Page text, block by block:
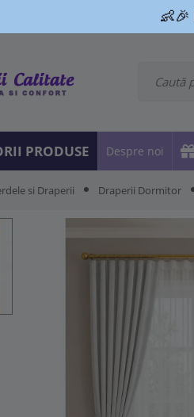
PRODUSE Despre noi
si Draperii Draperii Dormitor
👶🎉